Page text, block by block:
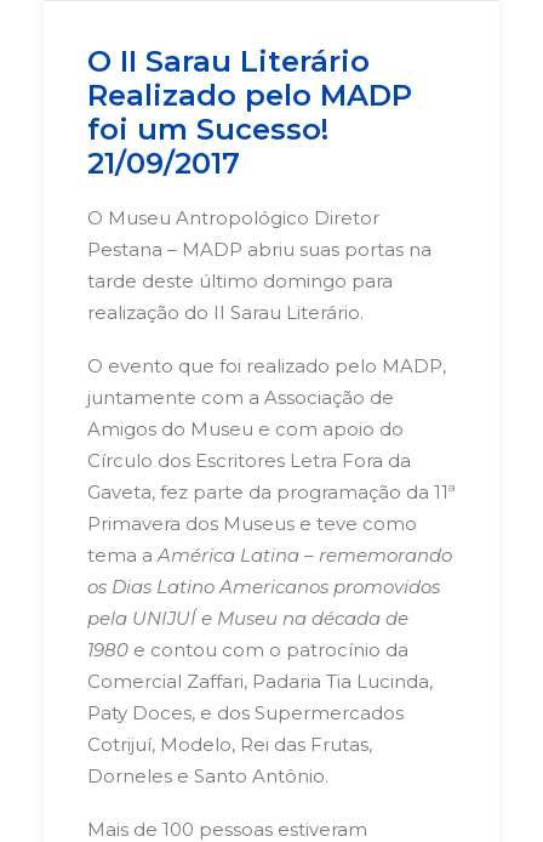
O II Sarau Literário
Realizado pelo MADP
foi um Sucesso!
21/09/2017
O Museu Antropológico Diretor
Pestana – MADP abriu suas portas na
tarde deste último domingo para
realização do II Sarau Literário.
O evento que foi realizado pelo MADP,
juntamente com a Associação de
Amigos do Museu e com apoio do
Círculo dos Escritores Letra Fora da
Gaveta, fez parte da programação da 11ª
Primavera dos Museus e teve como
tema aAmérica Latina – rememorando
os Dias Latino Americanos promovidos
pela UNIJUÍ e Museu na década de
1980 e contou com o patrocínio da
Comercial Zaffari, Padaria Tia Lucinda,
Paty Doces, e dos Supermercados
Cotrijuí, Modelo, Rei das Frutas,
Dorneles e Santo Antônio.
Mais de 100 pessoas estiveram